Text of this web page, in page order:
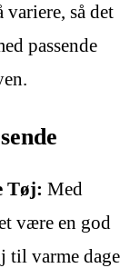
så det
passende
Tøj: Med
være en god
til varme dage